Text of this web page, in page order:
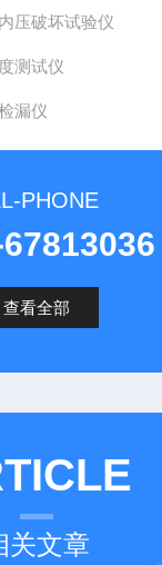
压破坏试验仪
测试仪
漏仪
PHONE
查看全部
关文章